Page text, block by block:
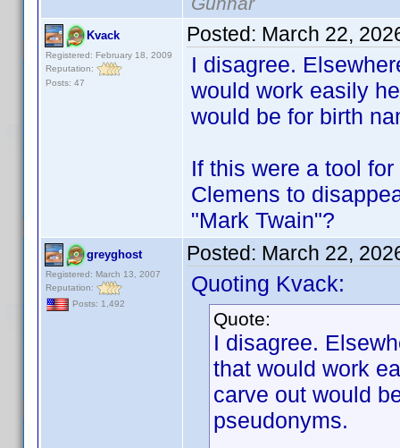
Kvack
Registered: February 18, 2009
Reputation:
Posts: 47
Posted: March 22,
I disagree.
would work easily
would be for birth
If this were a tool
Clemens to
"Mark Twain"?
greyghost
Registered: March 13, 2007
Reputation:
Posts: 1,492
Posted: March 22,
Quoting Kvack:
Quote:
I disagree.
that would work
carve out would
pseudonyms.